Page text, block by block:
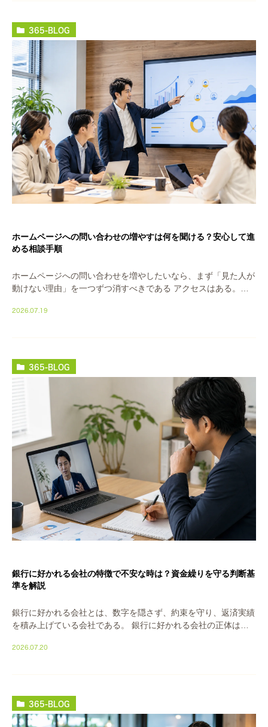
365-BLOG
ホームページへの問い合わせの増やすは何を聞ける？安心して進
める相談手順
ホームページへの問い合わせを増やしたいなら、まず「見た人が
動けない理由」を一つずつ消すべきである アクセスはある。で
「見た人が動けないこと」です。まずここを疑って […]
2026.07.19
365-BLOG
銀行に好かれる会社の特徴で不安な時は？資金繰りを守る判断基
準を解説
銀行に好かれる会社とは、数字を隠さず、約束を守り、返済実績
を積み上げている会社である。 銀行に好かれる会社の正体は、
束を守る。返済を遅らせない。この三つが揃ってい […]
2026.07.20
365-BLOG